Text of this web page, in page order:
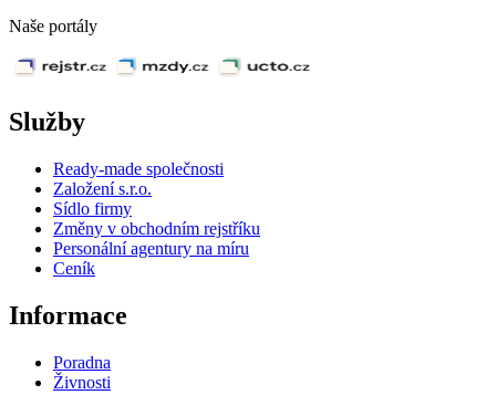
Naše portály
Služby
Ready-made společnosti
Založení s.r.o.
Sídlo firmy
Změny v obchodním rejstříku
Personální agentury na míru
Ceník
Informace
Poradna
Živnosti